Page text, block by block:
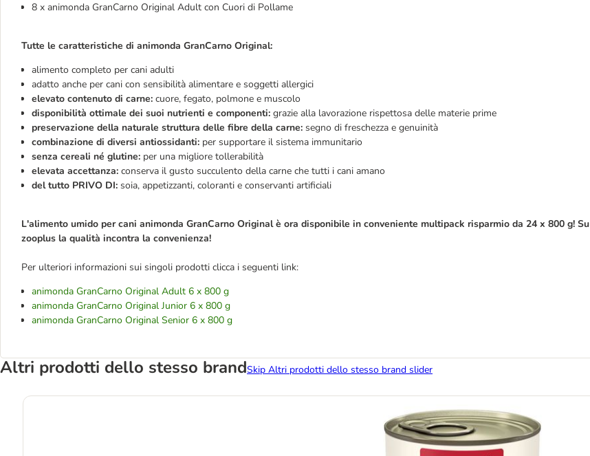
8 x animonda GranCarno Original Adult con Cuori di Pollame
Tutte le caratteristiche di animonda GranCarno Original:
alimento completo per cani adulti
adatto anche per cani con sensibilità alimentare e soggetti allergici
elevato contenuto di carne: cuore, fegato, polmone e muscolo
disponibilità ottimale dei suoi nutrienti e componenti: grazie alla lavorazione rispettosa delle materie prime
preservazione della naturale struttura delle fibre della carne: segno di freschezza e genuinità
combinazione di diversi antiossidanti: per supportare il sistema immunitario
senza cereali né glutine: per una migliore tollerabilità
elevata accettanza: conserva il gusto succulento della carne che tutti i cani amano
del tutto PRIVO DI: soia, appetizzanti, coloranti e conservanti artificiali
L'alimento umido per cani animonda GranCarno Original è ora disponibile in conveniente multipack risparmio da 24 x 800 g! Su
zooplus la qualità incontra la convenienza!
Per ulteriori informazioni sui singoli prodotti clicca i seguenti link:
animonda GranCarno Original Adult 6 x 800 g
animonda GranCarno Original Junior 6 x 800 g
animonda GranCarno Original Senior 6 x 800 g
Altri prodotti dello stesso brandSkip Altri prodotti dello stesso brand slider